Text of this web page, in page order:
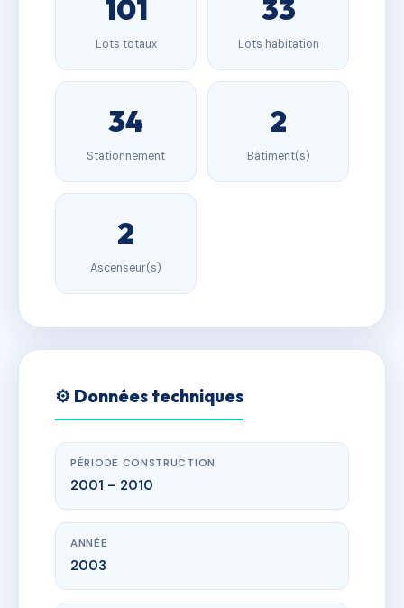
101
Lots totaux
33
Lots habitation
34
Stationnement
2
Bâtiment(s)
2
Ascenseur(s)
⚙️ Données techniques
PÉRIODE CONSTRUCTION
2001 – 2010
ANNÉE
2003